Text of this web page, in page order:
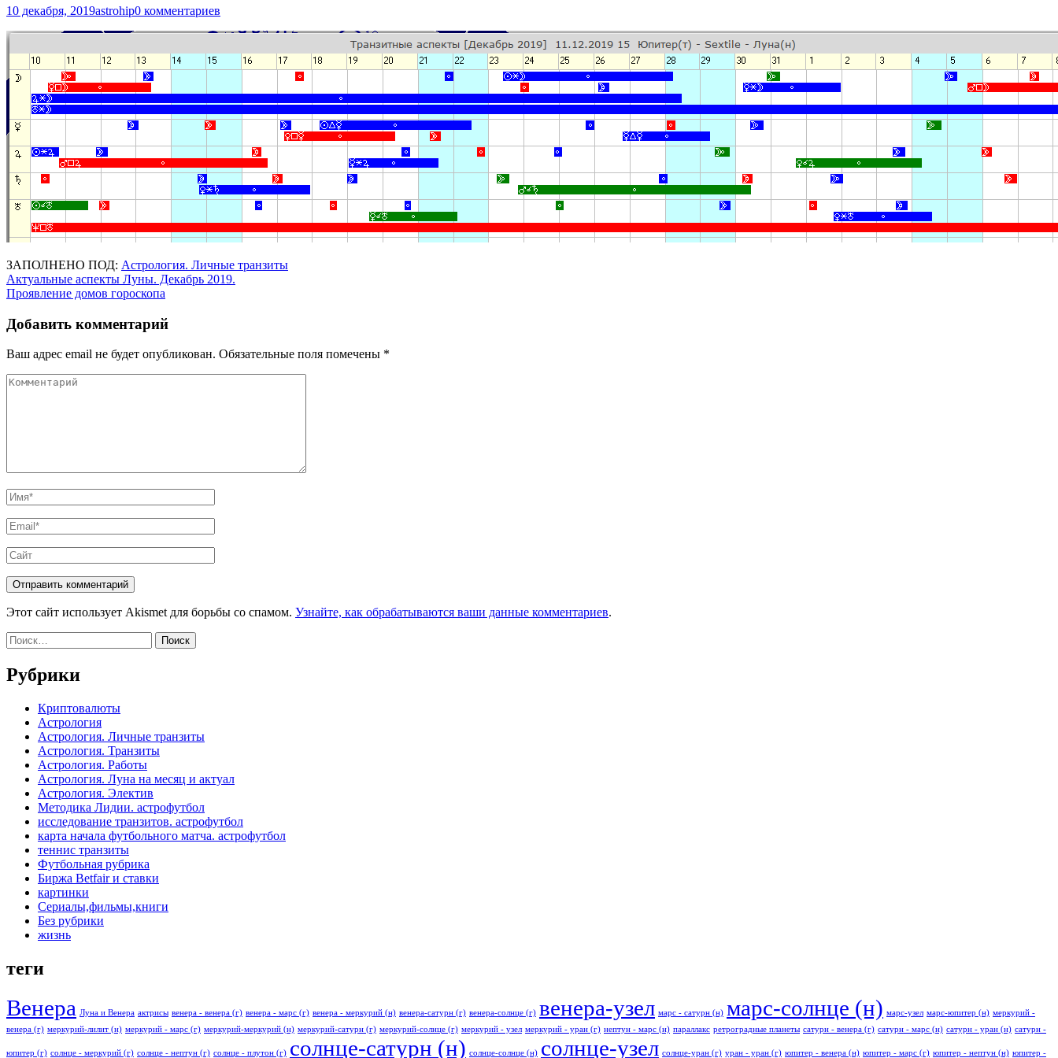
10 декабря, 2019astrohip0 комментариев
ЗАПОЛНЕНО ПОД: Астрология. Личные транзиты
Навигация
по
записям
Актуальные аспекты Луны. Декабрь 2019.
Проявление домов гороскопа
Добавить комментарий
Ваш адрес email не будет опубликован. Обязательные поля помечены *
Комментарий
Имя*
Email*
Сайт
Этот сайт использует Akismet для борьбы со спамом. Узнайте, как обрабатываются ваши данные комментариев.
Найти:
Рубрики
Криптовалюты
Астрология
Астрология. Личные транзиты
Астрология. Транзиты
Астрология. Работы
Астрология. Луна на месяц и актуал
Астрология. Электив
Методика Лидии. астрофутбол
исследование транзитов. астрофутбол
карта начала футбольного матча. астрофутбол
теннис транзиты
Футбольная рубрика
Биржа Betfair и ставки
картинки
Сериалы,фильмы,книги
Без рубрики
жизнь
теги
Венера Луна и Венера актрисы венера - венера (г) венера - марс (г) венера - меркурий (н) венера-сатурн (г) венера-солнце (г) венера-узел марс - сатурн (н) марс-солнце (н) марс-узел марс-юпитер (н) меркурий -
венера (г) меркурий-лилит (н) меркурий - марс (г) меркурий-меркурий (н) меркурий-сатурн (г) меркурий-солнце (г) меркурий - узел меркурий - уран (г) нептун - марс (н) параллакс ретроградные планеты сатурн - венера (г) сатурн - марс (н) сатурн - уран (н) сатурн -
юпитер (г) солнце - меркурий (г) солнце - нептун (г) солнце - плутон (г) солнце-сатурн (н) солнце-солнце (н) солнце-узел солнце-уран (г) уран - уран (г) юпитер - венера (н) юпитер - марс (г) юпитер - нептун (н) юпитер -